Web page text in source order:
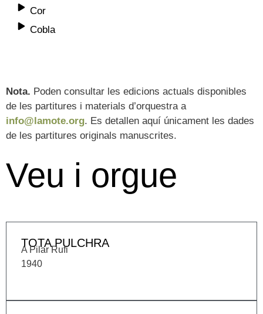
Cor
Cobla
Nota. Poden consultar les edicions actuals disponibles
de les partitures i materials d’orquestra a
info@lamote.org. Es detallen aquí únicament les dades
de les partitures originals manuscrites.
Veu i orgue
TOTA PULCHRA
A Pilar Rufi
1940